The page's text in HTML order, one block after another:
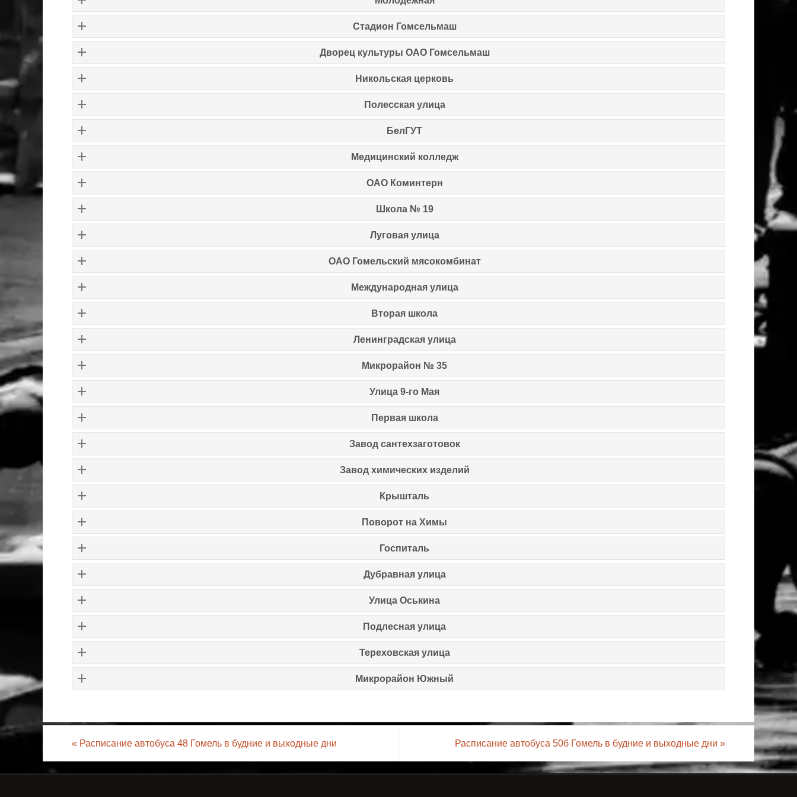
Стадион Гомсельмаш
Дворец культуры ОАО Гомсельмаш
Никольская церковь
Полесская улица
БелГУТ
Медицинский колледж
ОАО Коминтерн
Школа № 19
Луговая улица
ОАО Гомельский мясокомбинат
Международная улица
Вторая школа
Ленинградская улица
Микрорайон № 35
Улица 9-го Мая
Первая школа
Завод сантехзаготовок
Завод химических изделий
Крышталь
Поворот на Химы
Госпиталь
Дубравная улица
Улица Оськина
Подлесная улица
Тереховская улица
Микрорайон Южный
« Расписание автобуса 48 Гомель в будние и выходные дни Расписание автобуса 50б Гомель в будние и выходные дни »